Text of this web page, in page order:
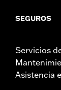
SEGUROS
Servicios
Asistencia